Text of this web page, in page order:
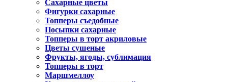
Сахарные цветы
Фигурки сахарные
Топперы съедобные
Посыпки сахарные
Топперы в торт акриловые
Цветы сушеные
Фрукты, ягоды, сублимация
Топперы в торт
Маршмеллоу